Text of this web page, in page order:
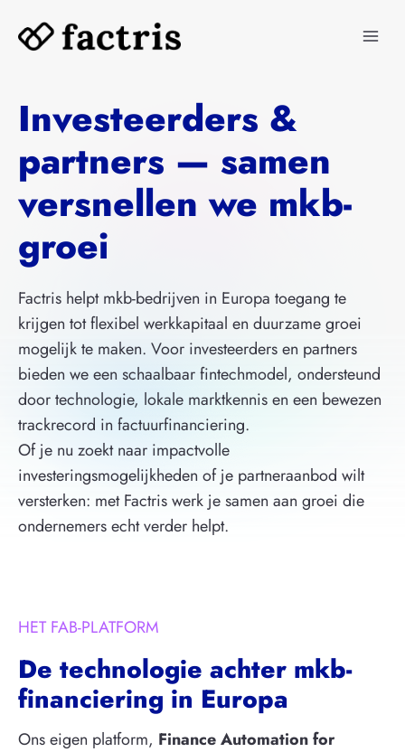
naar
Investeerders &
partners — samen
versnellen we mkb-
groei
Factris helpt mkb-bedrijven in Europa toegang te
krijgen tot flexibel werkkapitaal en duurzame groei
mogelijk te maken. Voor investeerders en partners
bieden we een schaalbaar fintechmodel, ondersteund
door technologie, lokale marktkennis en een bewezen
trackrecord in factuurfinanciering.
Of je nu zoekt naar impactvolle
investeringsmogelijkheden of je partneraanbod wilt
versterken: met Factris werk je samen aan groei die
ondernemers echt verder helpt.
HET FAB-PLATFORM
De technologie achter mkb-
financiering in Europa
Ons eigen platform, Finance Automation for